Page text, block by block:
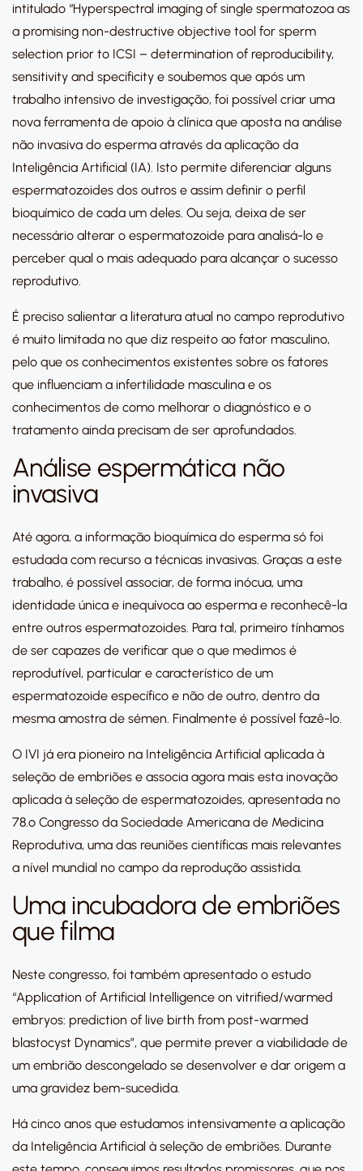
intitulado “Hyperspectral imaging of single spermatozoa as
a promising non-destructive objective tool for sperm
selection prior to ICSI – determination of reproducibility,
sensitivity and specificity e soubemos que após um
trabalho intensivo de investigação, foi possível criar uma
nova ferramenta de apoio à clínica que aposta na análise
não invasiva do esperma através da aplicação da
Inteligência Artificial (IA). Isto permite diferenciar alguns
espermatozoides dos outros e assim definir o perfil
bioquímico de cada um deles. Ou seja, deixa de ser
necessário alterar o espermatozoide para analisá-lo e
perceber qual o mais adequado para alcançar o sucesso
reprodutivo.
É preciso salientar a literatura atual no campo reprodutivo
é muito limitada no que diz respeito ao fator masculino,
pelo que os conhecimentos existentes sobre os fatores
que influenciam a infertilidade masculina e os
conhecimentos de como melhorar o diagnóstico e o
tratamento ainda precisam de ser aprofundados.
Análise espermática não
invasiva
Até agora, a informação bioquímica do esperma só foi
estudada com recurso a técnicas invasivas. Graças a este
trabalho, é possível associar, de forma inócua, uma
identidade única e inequívoca ao esperma e reconhecê-la
entre outros espermatozoides. Para tal, primeiro tínhamos
de ser capazes de verificar que o que medimos é
reprodutível, particular e característico de um
espermatozoide específico e não de outro, dentro da
mesma amostra de sémen. Finalmente é possível fazê-lo.
O IVI já era pioneiro na Inteligência Artificial aplicada à
seleção de embriões e associa agora mais esta inovação
aplicada à seleção de espermatozoides, apresentada no
78.º Congresso da Sociedade Americana de Medicina
Reprodutiva, uma das reuniões científicas mais relevantes
a nível mundial no campo da reprodução assistida.
Uma incubadora de embriões
que filma
Neste congresso, foi também apresentado o estudo
“Application of Artificial Intelligence on vitrified/warmed
embryos: prediction of live birth from post-warmed
blastocyst Dynamics”, que permite prever a viabilidade de
um embrião descongelado se desenvolver e dar origem a
uma gravidez bem-sucedida.
Há cinco anos que estudamos intensivamente a aplicação
da Inteligência Artificial à seleção de embriões. Durante